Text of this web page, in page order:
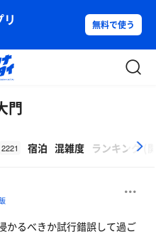
無料で使う
門
2221 宿泊 混雑度 ランキング
かるべきか試行錯誤して過ご